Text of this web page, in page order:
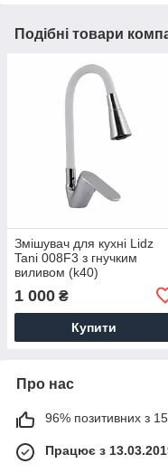
Подібні товари
Змішувач для кухні Lidz
Tani 008F3 з гнучким
виливом (k40)
LDTAN008F3WCR37037
Chrome/White
1 000 ₴
Купити
Про нас
96% позитивних з
Працює з